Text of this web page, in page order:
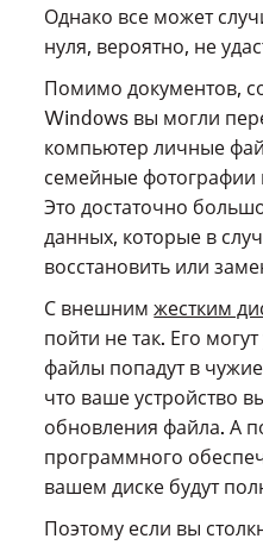
Однако все может
нуля, вероятно, не
Помимо документов,
Windows вы могли
компьютер личные
семейные фотографии
Это достаточно
данных, которые в
восстановить или
С внешнимжестким
пойти не так. Его
файлы попадут в
что ваше устройство
обновления файла. А
программного
вашем диске будут
Поэтому если вы